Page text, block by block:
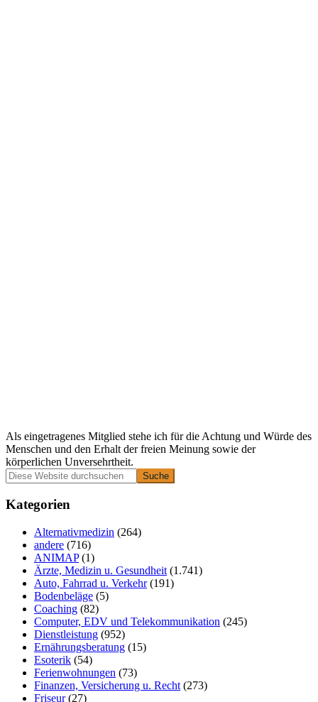
Als eingetragenes Mitglied stehe ich für die Achtung und Würde des
Menschen und den Erhalt der freien Meinung sowie der
körperlichen Unversehrtheit.
Primäre
Seitenleiste
Diese
Website
durchsuchen
Kategorien
Alternativmedizin (264)
andere (716)
ANIMAP(1)
Ärzte, Medizin u. Gesundheit (1.741)
Auto, Fahrrad u. Verkehr(191)
Bodenbeläge (5)
Coaching (82)
Computer, EDV und Telekommunikation (245)
Dienstleistung (952)
Ernährungsberatung (15)
Esoterik (54)
Ferienwohnungen (73)
Finanzen, Versicherung u. Recht (273)
Friseur(27)